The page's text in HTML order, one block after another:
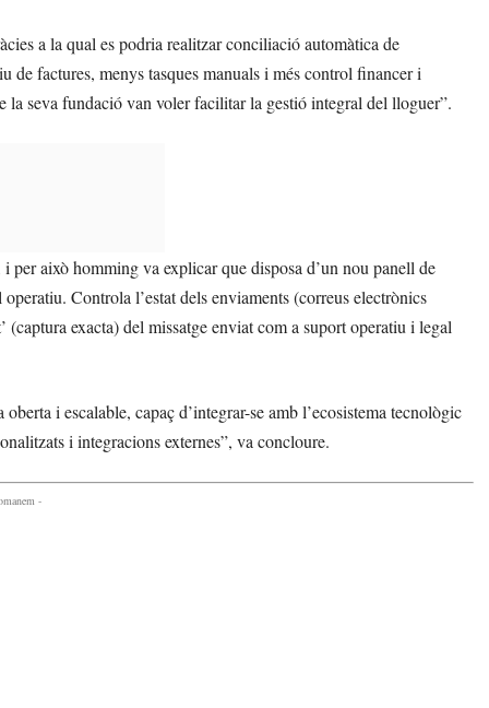
a la qual es podria realitzar conciliació automàtica de
de factures, menys tasques manuals i més control financer i
la seva fundació van voler facilitar la gestió integral del lloguer”.
això homming va explicar que disposa d’un nou panell de
Controla l’estat dels enviaments (correus electrònics
(captura exacta) del missatge enviat com a suport operatiu i legal
i escalable, capaç d’integrar-se amb l’ecosistema tecnològic
i integracions externes”, va concloure.
-